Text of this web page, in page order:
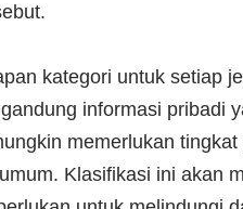
kategori untuk setiap
informasi pribadi
memerlukan
Klasifikasi ini akan